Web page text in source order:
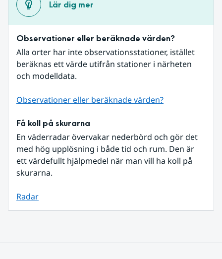
Lär dig mer
Observationer eller beräknade värden?
Alla orter har inte observationsstationer, istället
beräknas ett värde utifrån stationer i närheten
och modelldata.
Observationer eller beräknade värden?
Få koll på skurarna
En väderradar övervakar nederbörd och gör det
med hög upplösning i både tid och rum. Den är
ett värdefullt hjälpmedel när man vill ha koll på
skurarna.
Radar